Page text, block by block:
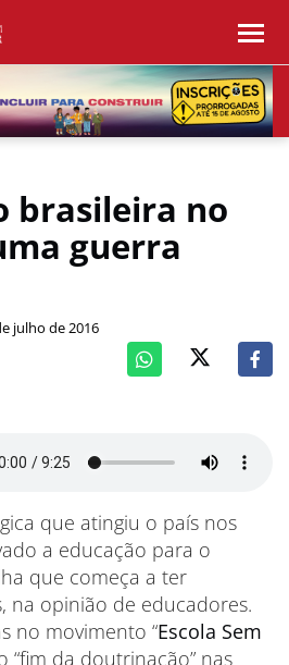
brasileira no
guerra
julho de 2016
que atingiu o país nos
a educação para o
que começa a ter
na opinião de educadores.
no movimento “Escola Sem
“fim da doutrinação” nas